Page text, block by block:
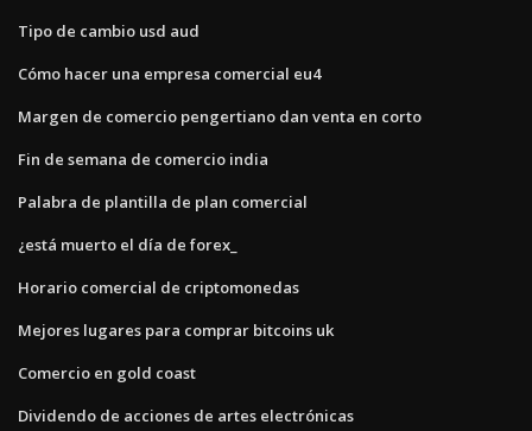
Tipo de cambio usd aud
Cómo hacer una empresa comercial eu4
Margen de comercio pengertiano dan venta en corto
Fin de semana de comercio india
Palabra de plantilla de plan comercial
¿está muerto el día de forex_
Horario comercial de criptomonedas
Mejores lugares para comprar bitcoins uk
Comercio en gold coast
Dividendo de acciones de artes electrónicas